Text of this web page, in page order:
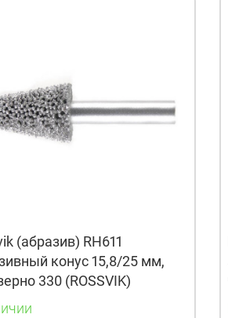
(абразив) RH611
конус 15,8/25 мм,
330 (ROSSVIK)